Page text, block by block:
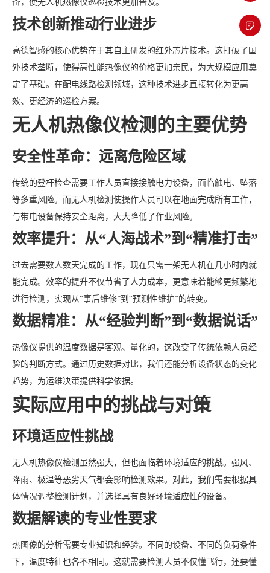
备，使无人机热像仪巡检技术更加普及。
技术创新推动行业进步
高德智感的核心优势在于其自主研发的红外芯片技术。这打破了国
外技术垄断，使得高性能热像仪的价格更加亲民，为大规模应用奠
定了基础。在配电线路检测领域，这种技术进步直接转化为更高
效、更经济的巡检方案。
无人机热像仪检测的主要优势
安全性革命：远离危险区域
传统的登杆检查需要工作人员直接接触电力设备，面临触电、坠落
等多重风险。而无人机检测使操作人员可以在地面完成所有工作，
与带电设备保持安全距离，大大降低了作业风险。
效率提升：从“人海战术”到“精准打击”
过去需要数人数天完成的工作，现在只需一架无人机在几小时内就
能完成。效率的提升不仅节省了人力成本，更意味着能够更频繁地
进行检测，实现从“事后维修”到“预测性维护”的转变。
数据精准：从“经验判断”到“数据说话”
热像仪提供的温度数据是客观、量化的，这改变了传统依赖人员经
验的判断方式。通过历史数据对比，我们还能分析设备状态的变化
趋势，为运维决策提供科学依据。
实际应用中的挑战与对策
环境适应性挑战
无人机热像仪检测虽然强大，但也面临着环境适应的挑战。强风、
降雨、极温等恶劣天气都会影响检测效果。对此，我们需要根据具
体情况调整检测计划，并选择具有良好环境适应性的设备。
数据解读的专业性要求
热图像的分析需要专业知识和经验。不同的设备、不同的负荷条件
下，温度特征也各不相同。这就需要检测人员不仅懂飞行，还要懂